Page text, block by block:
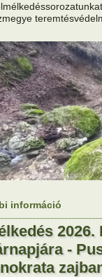
információ
2026.
-